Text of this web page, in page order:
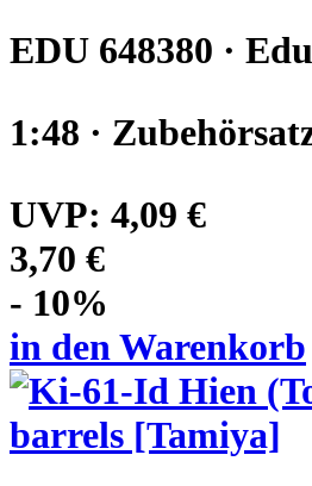
EDU 648380 ·
1:48 ·
UVP: 4,09 €
3,70 €
- 10%
in den Warenkorb